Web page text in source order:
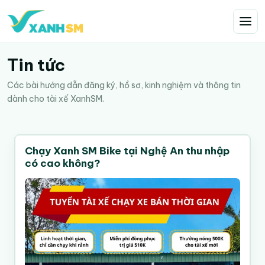
Tin tức
Các bài hướng dẫn đăng ký, hồ sơ, kinh nghiệm và thông tin
dành cho tài xế XanhSM.
Chạy Xanh SM Bike tại Nghệ An thu nhập
có cao không?